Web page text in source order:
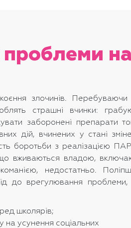
проблеми
злочинів. Перебуваючи
страшні вчинки:
заборонені препарати
дій, вчинених у стані
боротьби з реалізацією
вживаються владою,
недостатньо.
до врегулювання
школярів;
на усунення соціальних